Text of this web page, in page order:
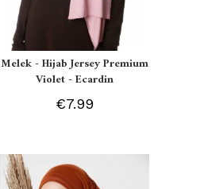
Melek - Hijab Jersey Premium
Violet - Ecardin
€7.99